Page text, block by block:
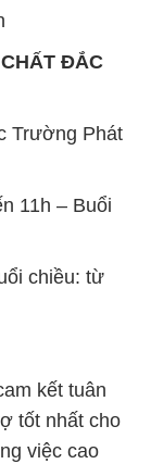
ĐẮC
Trường Phát
11h – Buổi
chiều: từ
kết tuân
tốt nhất cho
việc cao